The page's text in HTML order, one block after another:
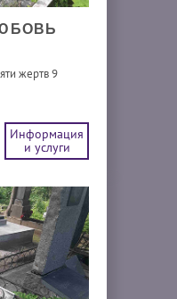
жертв 9
Информация
и услуги